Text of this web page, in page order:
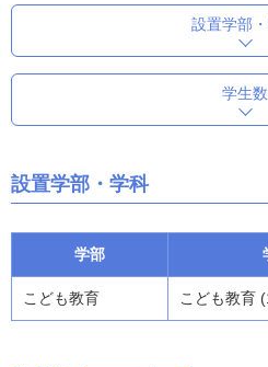
設置学部
学生数
設置学部・学科
学部
こども教育 こども教育